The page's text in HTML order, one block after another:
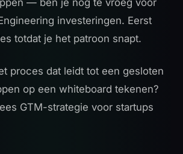
investeringen. Eerst
totdat je het patroon snapt.
proces dat leidt tot een gesloten
op een whiteboard tekenen?
GTM-strategie voor startups